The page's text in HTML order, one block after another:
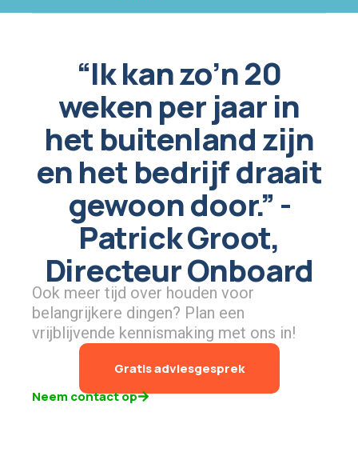
“Ik kan zo’n 20
weken per jaar in
het buitenland zijn
en het bedrijf draait
gewoon door.” -
Patrick Groot,
Directeur Onboard
Ook meer tijd over houden voor
belangrijkere dingen? Plan een
vrijblijvende kennismaking met ons in!
Gratis adviesgesprek
Neem contact op